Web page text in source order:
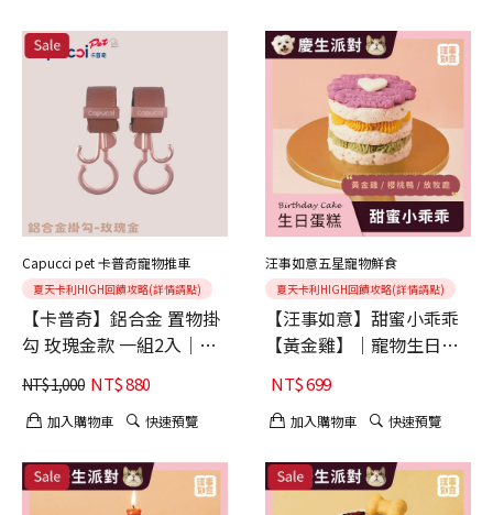
Capucci pet 卡普奇寵物推車
夏天卡利HIGH回饋攻略(詳情請點)
【卡普奇】鋁合金 置物掛
勾 玫瑰金款 一組2入｜推
車掛勾｜配件
NT$1,000 NT$880
加入購物車 快速預覽
汪事如意五星寵物鮮食
夏天卡利HIGH回饋攻略(詳情請點)
【汪事如意】甜蜜小乖乖
【黃金雞】｜寵物生日蛋
糕/年節送給毛孩最佳選
擇/犬貓適用
NT$699
加入購物車 快速預覽